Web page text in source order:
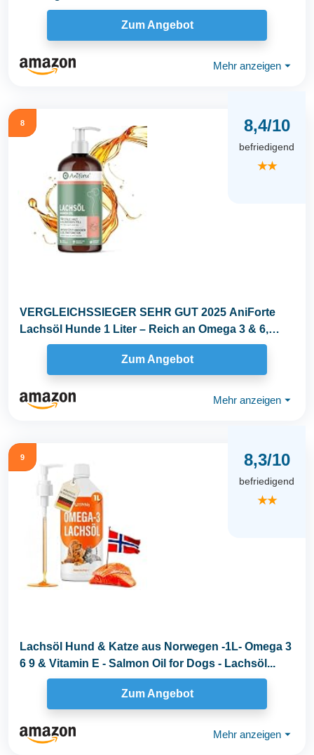
Zum Angebot
Mehr anzeigen ⏷
8 8,4/10
befriedigend
★★
VERGLEICHSSIEGER SEHR GUT 2025 AniForte
Lachsöl Hunde 1 Liter – Reich an Omega 3 & 6,
Fischöl...
Zum Angebot
Mehr anzeigen ⏷
9 8,3/10
befriedigend
★★
Lachsöl Hund & Katze aus Norwegen -1L- Omega 3
6 9 & Vitamin E - Salmon Oil for Dogs - Lachsöl...
Zum Angebot
Mehr anzeigen ⏷